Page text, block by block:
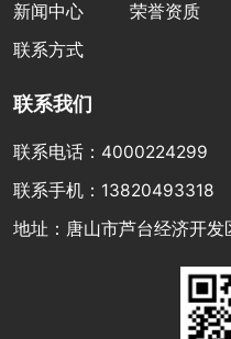
新闻中心
荣誉资质
联系方式
联系我们
联系电话：4000224299
联系手机：13820493318
地址：唐山市芦台经济开